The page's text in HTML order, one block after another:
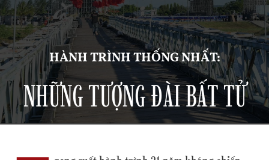
HÀNH TRÌNH THỐNG NHẤT:
NHỮNG TƯỢNG ĐÀI BẤT TỬ